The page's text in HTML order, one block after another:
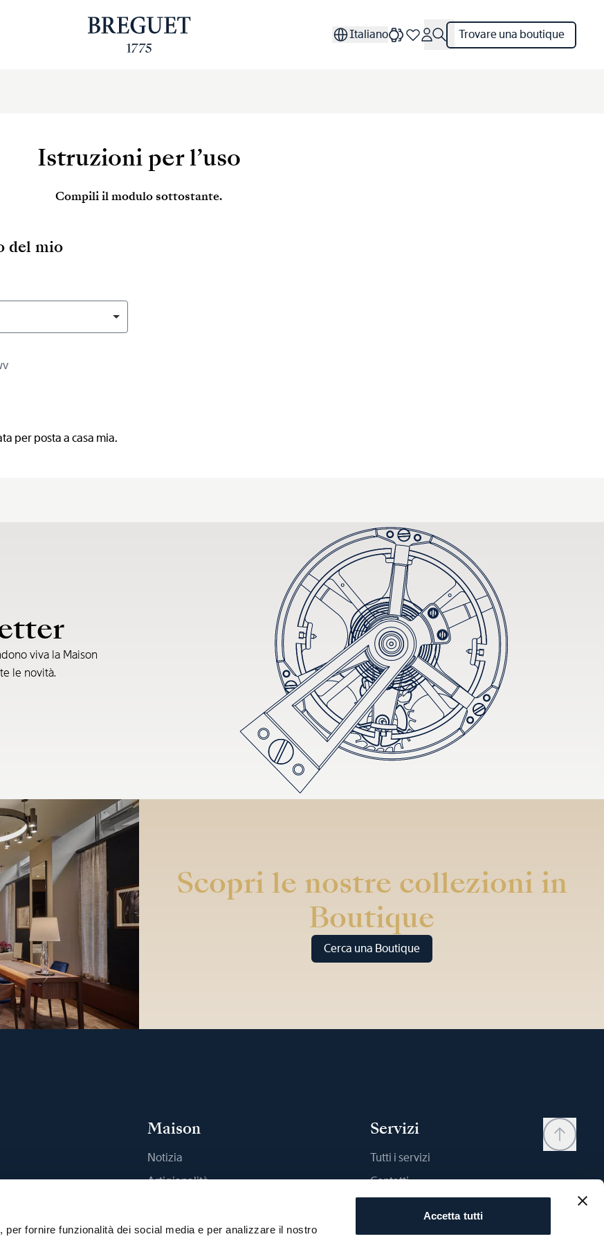
fornire funzionalità dei social media e per analizzare il nostro
Accetta tutti
Italiano Trovare una boutique
Istruzioni per l’uso
Compili il modulo sottostante.
del mio
per posta a casa mia.
viva la Maison
le novità.
Scopri le nostre collezioni in
Boutique
Cerca una Boutique
Maison
Notizia
Artigianalità
Sostenibilità
Servizi
Tutti i servizi
Contatti